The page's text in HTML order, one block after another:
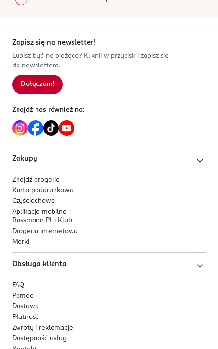
Zapisz się na newsletter!
Lubisz być na bieżąco? Kliknij w przycisk i zapisz się
do newslettera.
Dołączam!
Znajdź nas również na:
Zakupy
Znajdź drogerię
Karta podarunkowa
Czyściochowo
Aplikacja mobilna
Rossmann PL i Klub
Drogeria internetowa
Marki
Obsługa klienta
FAQ
Pomoc
Dostawa
Płatność
Zwroty i reklamacje
Dostępność usług